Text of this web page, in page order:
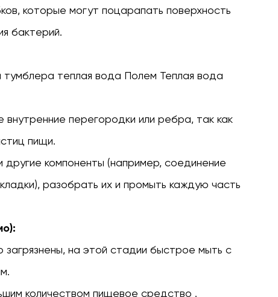
которые могут поцарапать поверхность
бактерий.
тумблера теплая вода Полем Теплая вода
перегородки или ребра, так как
пищи.
компоненты (например, соединение
разобрать их и промыть каждую часть
на этой стадии быстрое мыть с
количеством пищевое средство .